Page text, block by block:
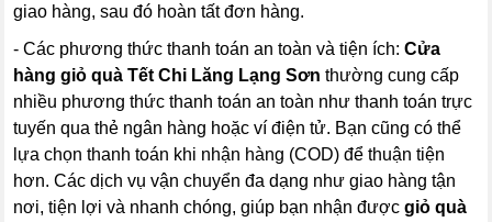
giao hàng, sau đó hoàn tất đơn hàng.
- Các phương thức thanh toán an toàn và tiện ích: Cửa
hàng giỏ quà Tết Chi Lăng Lạng Sơn thường cung cấp
nhiều phương thức thanh toán an toàn như thanh toán trực
tuyến qua thẻ ngân hàng hoặc ví điện tử. Bạn cũng có thể
lựa chọn thanh toán khi nhận hàng (COD) để thuận tiện
hơn. Các dịch vụ vận chuyển đa dạng như giao hàng tận
nơi, tiện lợi và nhanh chóng, giúp bạn nhận đượcgiỏ quà